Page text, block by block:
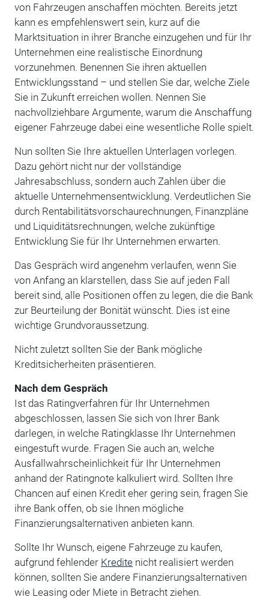
von Fahrzeugen anschaffen möchten. Bereits jetzt
kann es empfehlenswert sein, kurz auf die
Marktsituation in ihrer Branche einzugehen und für Ihr
Unternehmen eine realistische Einordnung
vorzunehmen. Benennen Sie ihren aktuellen
Entwicklungsstand – und stellen Sie dar, welche Ziele
Sie in Zukunft erreichen wollen. Nennen Sie
nachvollziehbare Argumente, warum die Anschaffung
eigener Fahrzeuge dabei eine wesentliche Rolle spielt.
Nun sollten Sie Ihre aktuellen Unterlagen vorlegen.
Dazu gehört nicht nur der vollständige
Jahresabschluss, sondern auch Zahlen über die
aktuelle Unternehmensentwicklung. Verdeutlichen Sie
durch Rentabilitätsvorschaurechnungen, Finanzpläne
und Liquiditätsrechnungen, welche zukünftige
Entwicklung Sie für Ihr Unternehmen erwarten.
Das Gespräch wird angenehm verlaufen, wenn Sie
von Anfang an klarstellen, dass Sie auf jeden Fall
bereit sind, alle Positionen offen zu legen, die die Bank
zur Beurteilung der Bonität wünscht. Dies ist eine
wichtige Grundvoraussetzung.
Nicht zuletzt sollten Sie der Bank mögliche
Kreditsicherheiten präsentieren.
Nach dem Gespräch
Ist das Ratingverfahren für Ihr Unternehmen
abgeschlossen, lassen Sie sich von Ihrer Bank
darlegen, in welche Ratingklasse Ihr Unternehmen
eingestuft wurde. Fragen Sie auch an, welche
Ausfallwahrscheinlichkeit für Ihr Unternehmen
anhand der Ratingnote kalkuliert wird. Sollten Ihre
Chancen auf einen Kredit eher gering sein, fragen Sie
ihre Bank offen, ob sie Ihnen mögliche
Finanzierungsalternativen anbieten kann.
Sollte Ihr Wunsch, eigene Fahrzeuge zu kaufen,
aufgrund fehlender Kreditenicht realisiert werden
können, sollten Sie andere Finanzierungsalternativen
wie Leasing oder Miete in Betracht ziehen.